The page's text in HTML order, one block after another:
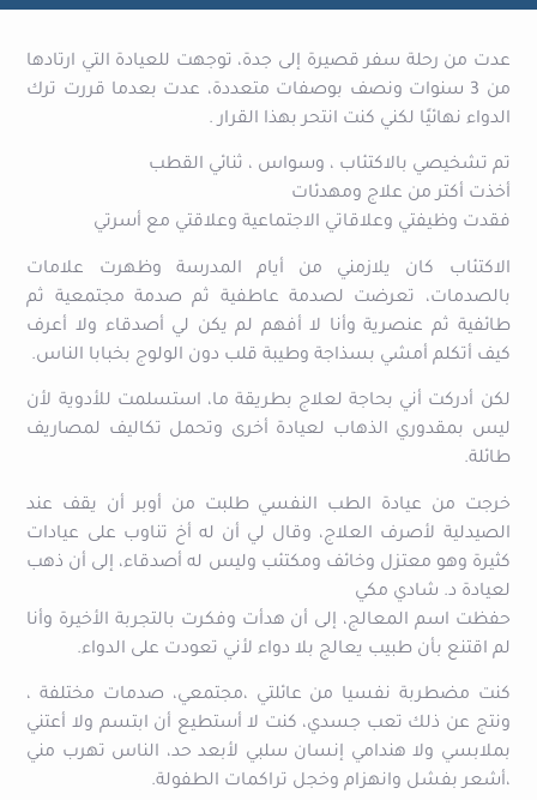
عدت من رحلة سفر قصيرة إلى جدة، توجهت للعيادة التي ارتادها
من 3 سنوات ونصف بوصفات متعددة، عدت بعدما قررت ترك
الدواء نهائيًا لكني كنت انتحر بهذا القرار .
تم تشخيصي بالاكتئاب ، وسواس ، ثنائي القطب
أخذت أكتر من علاج ومهدئات
فقدت وظيفتي وعلاقاتي الاجتماعية وعلاقتي مع أسرتي
الاكتئاب كان يلازمني من أيام المدرسة وظهرت علامات
بالصدمات، تعرضت لصدمة عاطفية ثم صدمة مجتمعية ثم
طائفية ثم عنصرية وأنا لا أفهم لم يكن لي أصدقاء ولا أعرف
كيف أتكلم أمشي بسذاجة وطيبة قلب دون الولوج بخبابا الناس.
لكن أدركت أني بحاجة لعلاج بطريقة ما، استسلمت للأدوية لأن
ليس بمقدوري الذهاب لعيادة أخرى وتحمل تكاليف لمصاريف
طائلة.
خرجت من عيادة الطب النفسي طلبت من أوبر أن يقف عند
الصيدلية لأصرف العلاج، وقال لي أن له أخ تناوب على عيادات
كثيرة وهو معتزل وخائف ومكتئب وليس له أصدقاء، إلى أن ذهب
لعيادة د. شادي مكي
حفظت اسم المعالج، إلى أن هدأت وفكرت بالتجربة الأخيرة وأنا
لم اقتنع بأن طبيب يعالج بلا دواء لأني تعودت على الدواء.
كنت مضطربة نفسيا من عائلتي ،مجتمعي، صدمات مختلفة ،
ونتج عن ذلك تعب جسدي، كنت لا أستطيع أن ابتسم ولا أعتني
بملابسي ولا هندامي إنسان سلبي لأبعد حد، الناس تهرب مني
،أشعر بفشل وانهزام وخجل تراكمات الطفولة.